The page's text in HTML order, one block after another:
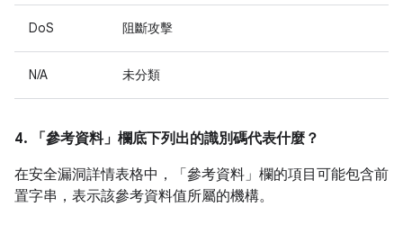
DoS 阻斷攻擊
N/A 未分類
4. 「參考資料」 欄底下列出的識別碼代表什麼？
在安全漏洞詳情表格中，「參考資料」 欄的項目可能包含前
置字串，表示該參考資料值所屬的機構。